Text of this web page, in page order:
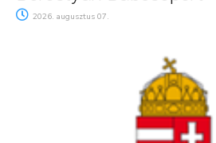
2026. augusztus 07.